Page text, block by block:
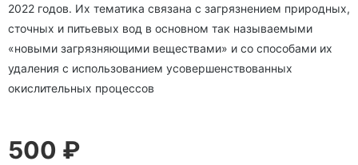
2022 годов. Их тематика связана с загрязнением природных,
сточных и питьевых вод в основном так называемыми
«новыми загрязняющими веществами» и со способами их
удаления с использованием усовершенствованных
окислительных процессов
500 ₽